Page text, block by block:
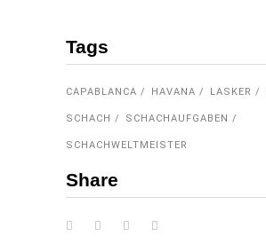
Tags
CAPABLANCA HAVANA LASKER
SCHACH SCHACHAUFGABEN
SCHACHWELTMEISTER
Share